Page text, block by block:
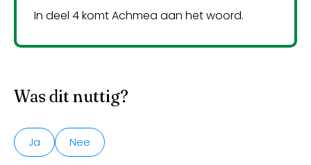
In deel 4 komt Achmea aan het woord.
Was dit nuttig?
Ja Nee